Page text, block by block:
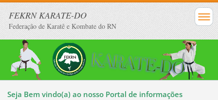
FEKRN KARATE-DO
Federação de Karatê e Kombate do RN
Seja Bem vindo(a) ao nosso Portal de informações